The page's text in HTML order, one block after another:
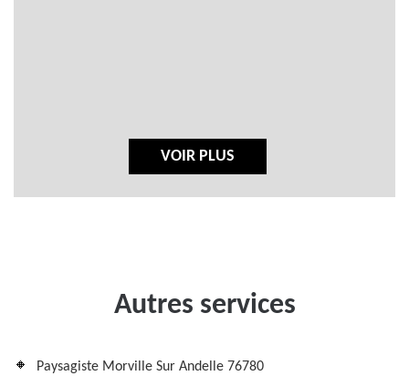
VOIR PLUS
Autres services
Paysagiste Morville Sur Andelle 76780